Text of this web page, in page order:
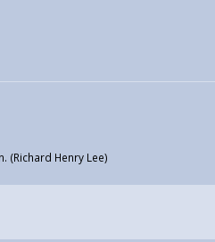
(Richard Henry Lee)